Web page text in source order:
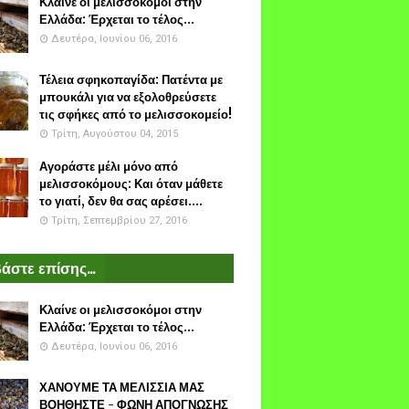
Ελλάδα: Έρχεται το τέλος...
Δευτέρα, Ιουνίου 06, 2016
Τέλεια σφηκοπαγίδα: Πατέντα με
μπουκάλι για να εξολοθρεύσετε
τις σφήκες από το μελισσοκομείο!
Τρίτη, Αυγούστου 04, 2015
Αγοράστε μέλι μόνο από
μελισσοκόμους: Και όταν μάθετε
το γιατί, δεν θα σας αρέσει....
Τρίτη, Σεπτεμβρίου 27, 2016
επίσης...
Κλαίνε οι μελισσοκόμοι στην
Ελλάδα: Έρχεται το τέλος...
Δευτέρα, Ιουνίου 06, 2016
ΧΑΝΟΥΜΕ ΤΑ ΜΕΛΙΣΣΙΑ ΜΑΣ
ΒΟΗΘΗΣΤΕ - ΦΩΝΗ ΑΠΟΓΝΩΣΗΣ